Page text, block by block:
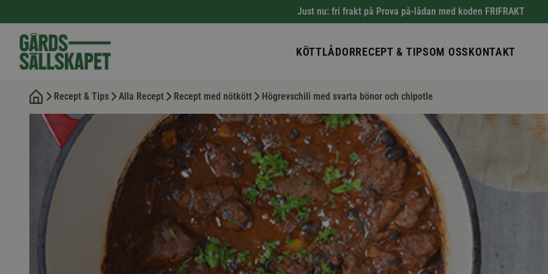
Just nu: fri frakt på Prova på-lådan med koden FRIFRAKT
KÖTTLÅDORRECEPT & TIPSOM OSSKONTAKT
Recept & Tips Alla Recept Recept med nötkött Högrevschili med svarta bönor och chipotle